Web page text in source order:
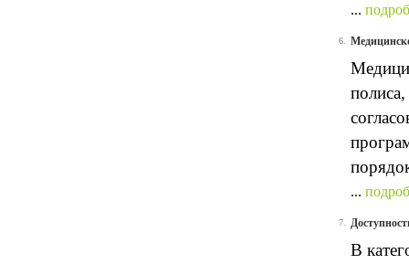
...
6.
...
7.
В